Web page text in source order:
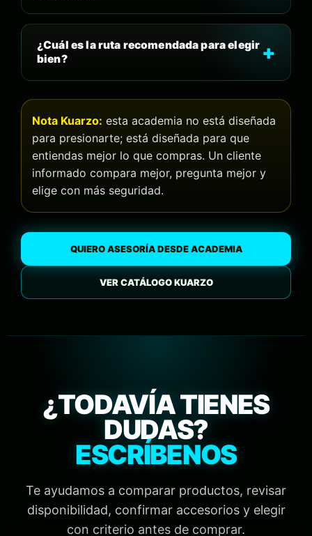
¿Cuál es la ruta recomendada para elegir
bien?
Nota Kuarzo: esta academia no está diseñada
para presionarte; está diseñada para que
entiendas mejor lo que compras. Un cliente
informado compara mejor, pregunta mejor y
elige con más seguridad.
QUIERO ASESORÍA DESDE ACADEMIA
VER CATÁLOGO KUARZO
¿TODAVÍA TIENES
DUDAS?
ESCRÍBENOS
Te ayudamos a comparar productos, revisar
disponibilidad, confirmar accesorios y elegir
con criterio antes de comprar.